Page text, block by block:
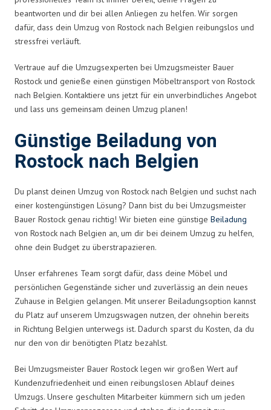
beantworten und dir bei allen Anliegen zu helfen. Wir sorgen
dafür, dass dein Umzug von Rostock nach Belgien reibungslos und
stressfrei verläuft.
Vertraue auf die Umzugsexperten bei Umzugsmeister Bauer
Rostock und genieße einen günstigen Möbeltransport von Rostock
nach Belgien. Kontaktiere uns jetzt für ein unverbindliches Angebot
und lass uns gemeinsam deinen Umzug planen!
Günstige Beiladung von
Rostock nach Belgien
Du planst deinen Umzug von Rostock nach Belgien und suchst nach
einer kostengünstigen Lösung? Dann bist du bei Umzugsmeister
Bauer Rostock genau richtig! Wir bieten eine günstige Beiladung
von Rostock nach Belgien an, um dir bei deinem Umzug zu helfen,
ohne dein Budget zu überstrapazieren.
Unser erfahrenes Team sorgt dafür, dass deine Möbel und
persönlichen Gegenstände sicher und zuverlässig an dein neues
Zuhause in Belgien gelangen. Mit unserer Beiladungsoption kannst
du Platz auf unserem Umzugswagen nutzen, der ohnehin bereits
in Richtung Belgien unterwegs ist. Dadurch sparst du Kosten, da du
nur den von dir benötigten Platz bezahlst.
Bei Umzugsmeister Bauer Rostock legen wir großen Wert auf
Kundenzufriedenheit und einen reibungslosen Ablauf deines
Umzugs. Unsere geschulten Mitarbeiter kümmern sich um jeden